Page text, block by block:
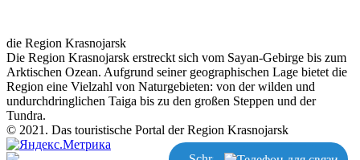
die Region Krasnojarsk
Die Region Krasnojarsk erstreckt sich vom Sayan-Gebirge bis zum
Arktischen Ozean. Aufgrund seiner geographischen Lage bietet die
Region eine Vielzahl von Naturgebieten: von der wilden und
undurchdringlichen Taiga bis zu den großen Steppen und der
Tundra.
© 2021. Das touristische Portal der Region Krasnojarsk